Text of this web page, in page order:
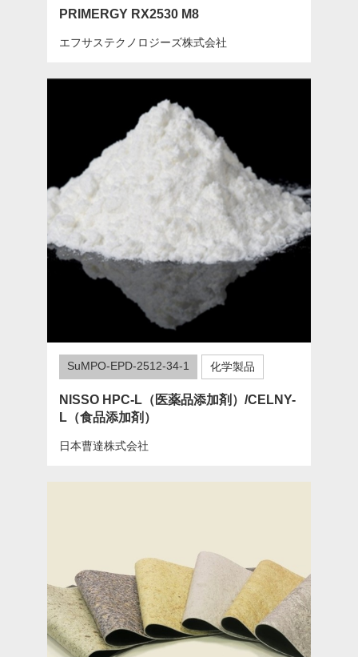
PRIMERGY RX2530 M8
エフサステクノロジーズ株式会社
SuMPO-EPD-2512-34-1 化学製品
NISSO HPC-L（医薬品添加剤）/CELNY-
L（食品添加剤）
日本曹達株式会社